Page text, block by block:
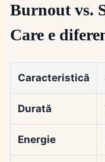
Burnout vs.
Care e
Caracteristică
Durată
Energie